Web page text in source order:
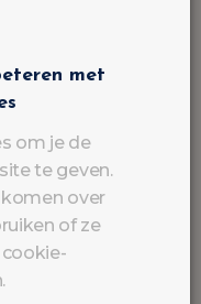
met
om je de
te geven.
over
of ze